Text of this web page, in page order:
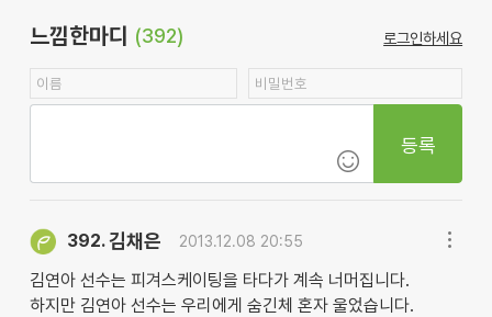
느낌한마디 (392) 로그인하세요
등록
392.김채은 2013.12.08 20:55
김연아 선수는 피겨스케이팅을 타다가 계속 너머집니다.
하지만 김연아 선수는 우리에게 숨긴체 혼자 울었습니다.